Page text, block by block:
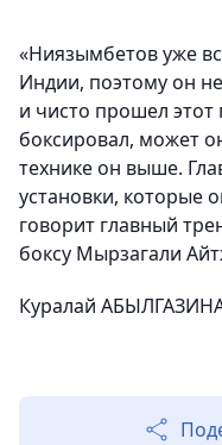
«Ниязымбетов уже
Индии, поэтому он
и чисто прошел
боксировал, может
технике он выше.
установки, которые
говорит главный
боксу Мырзагали
Куралай